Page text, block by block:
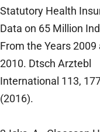
Statutory Health
Data on 65 Million
From the Years 2009
2010. Dtsch Arztebl
International 113,
(2016).